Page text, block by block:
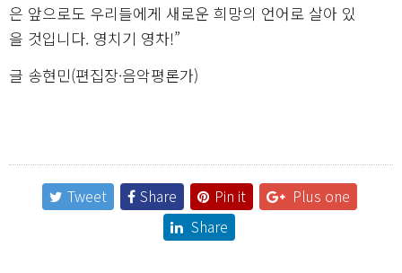
은 앞으로도 우리들에게 새로운 희망의 언어로 살아 있
을 것입니다. 영치기 영차!”
글 송현민(편집장·음악평론가)
Tweet Share Pin it
Plus one
Share